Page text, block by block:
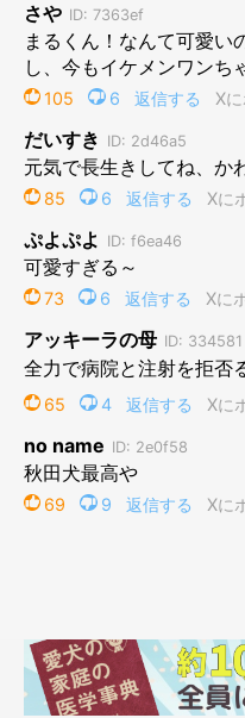
「笑いながら迫ってくるまる」
@tsugaruhidemaru
こちらはさらに1年後、今年の
す。笑いながら飼い主さんの
す。愛らしいコに成長した